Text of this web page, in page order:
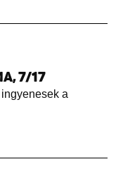
7/17
a